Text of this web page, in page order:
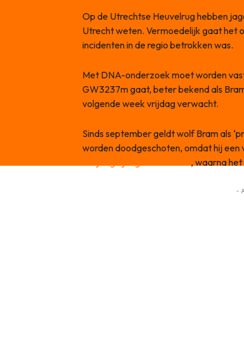
Op de Utrechtse Heuvelrug hebben
Utrecht weten. Vermoedelijk gaat het
incidenten in de regio betrokken was.
Met DNA-onderzoek moet worden
GW3237m gaat, beter bekend als
volgende week vrijdag verwacht.
Sinds september geldt wolf Bram als
worden doodgeschoten, omdat hij een
, waarna
-